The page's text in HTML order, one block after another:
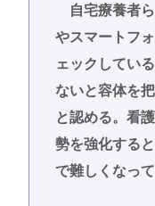
自宅療養者ら
やスマートフ
ェックしてい
ないと容体を
と認める。看
勢を強化する
で難しくなって